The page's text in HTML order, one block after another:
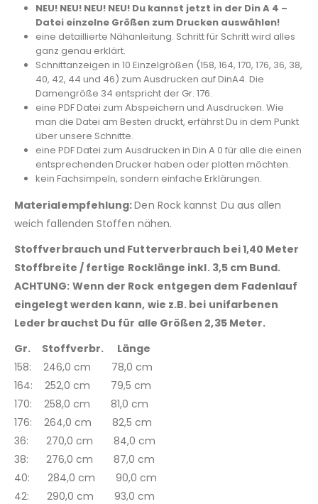
NEU! NEU! NEU! NEU! Du kannst jetzt in der Din A 4 –
Datei einzelne Größen zum Drucken auswählen!
eine detaillierte Nähanleitung. Schritt für Schritt wird alles
ganz genau erklärt.
Schnittanzeigen in 10 Einzelgrößen (158, 164, 170, 176, 36, 38,
40, 42, 44 und 46) zum Ausdrucken auf DinA4. Die
Damengröße 34 entspricht der Gr. 176.
eine PDF Datei zum Abspeichern und Ausdrucken. Wie
man die Datei am Besten druckt, erfährst Du in dem Punkt
über unsere Schnitte.
eine PDF Datei zum Ausdrucken in Din A 0 für alle die einen
entsprechenden Drucker haben oder plotten möchten.
kein Fachsimpeln, sondern einfache Erklärungen.
Materialempfehlung:Den Rock kannst Du aus allen
weich fallenden Stoffen nähen.
Stoffverbrauch und Futterverbrauch bei 1,40 Meter
Stoffbreite / fertige Rocklänge inkl. 3,5 cm Bund.
ACHTUNG: Wenn der Rock entgegen dem Fadenlauf
eingelegt werden kann, wie z.B. bei unifarbenen
Leder brauchst Du für alle Größen 2,35 Meter.
Gr. Stoffverbr. Länge
158: 246,0 cm 78,0 cm
164: 252,0 cm 79,5 cm
170: 258,0 cm 81,0 cm
176: 264,0 cm 82,5 cm
36: 270,0 cm 84,0 cm
38: 276,0 cm 87,0 cm
40: 284,0 cm 90,0 cm
42: 290,0 cm 93,0 cm